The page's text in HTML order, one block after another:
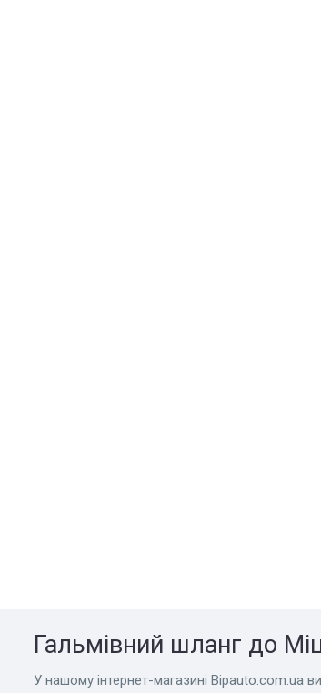
Гальмівний шланг до
У нашому інтернет-магазині Bіpauto.com.ua